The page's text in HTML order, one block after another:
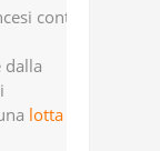
contro
dalla
lotta